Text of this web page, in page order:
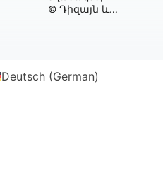
© Դիզայն և
Deutsch(German)